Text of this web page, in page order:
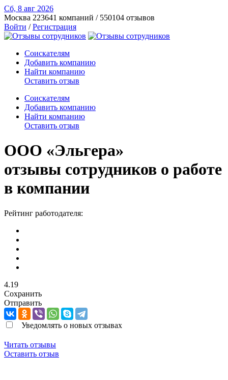
Сб, 8 авг 2026
Москва 223641 компаний / 550104 отзывов
Войти /Регистрация
Соискателям
Добавить компанию
Найти компанию
Оставить отзыв
Соискателям
Добавить компанию
Найти компанию
Оставить отзыв
ООО «Эльгера»
отзывы сотрудников о работе
в компании
Рейтинг работодателя:
4.19
Сохранить
Отправить
Уведомлять о новых отзывах
Читать отзывы
Оставить отзыв